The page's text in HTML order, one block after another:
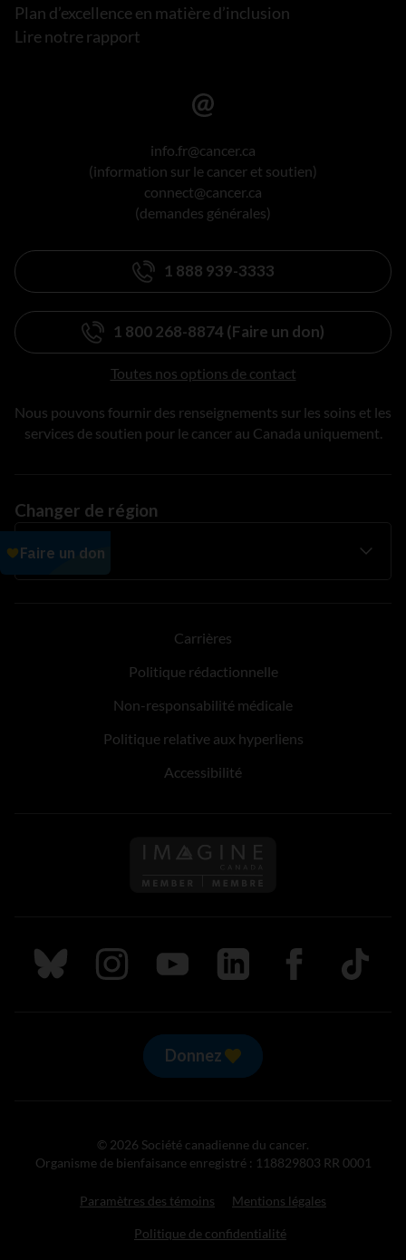
Plan d’excellence en matière d’inclusion
Lire notre rapport
info.fr@cancer.ca
(information sur le cancer et soutien)
connect@cancer.ca
(demandes générales)
1 888 939-3333
1 800 268-8874 (Faire un don)
Toutes nos options de contact
Nous pouvons fournir des renseignements sur les soins et les
services de soutien pour le cancer au Canada uniquement.
Changer de région
Carrières
Politique rédactionnelle
Non-responsabilité médicale
Politique relative aux hyperliens
Accessibilité
Suivez nous sur Bluesky
Suivez nous sur Instagram
Suivez nous sur Youtube
Suivez nous sur LinkedIn
Suivez nous sur
TikTok
Donnez
© 2026 Société canadienne du cancer.
Organisme de bienfaisance enregistré : 118829803 RR 0001
Paramètres des témoins Mentions légales
Politique de confidentialité